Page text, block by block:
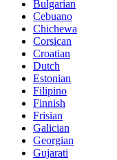
Bulgarian
Cebuano
Chichewa
Corsican
Croatian
Dutch
Estonian
Filipino
Finnish
Frisian
Galician
Georgian
Gujarati